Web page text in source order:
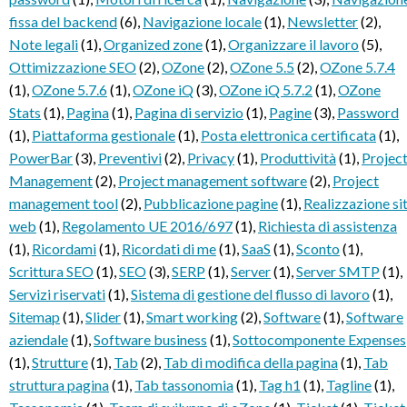
fissa del backend(6), Navigazione locale(1), Newsletter(2),
Note legali(1),Organized zone(1),Organizzare il lavoro(5),
Ottimizzazione SEO(2),OZone(2),OZone 5.5(2),OZone 5.7.4
(1),OZone 5.7.6(1),OZone iQ(3),OZone iQ 5.7.2 (1),OZone
Stats (1), Pagina(1), Pagina di servizio(1), Pagine(3), Password
(1), Piattaforma gestionale(1), Posta elettronica certificata(1),
PowerBar(3), Preventivi(2), Privacy(1), Produttività(1), Project
Management(2), Project management software(2), Project
management tool(2), Pubblicazione pagine(1), Realizzazione
web (1), Regolamento UE 2016/697(1), Richiesta di assistenza
(1), Ricordami(1), Ricordati di me(1),SaaS (1),Sconto(1),
Scrittura SEO(1),SEO(3),SERP(1),Server(1),Server SMTP(1),
Servizi riservati(1),Sistema di gestione del flusso di lavoro(1),
Sitemap(1),Slider(1),Smart working(2),Software(1),Software
aziendale(1),Software business (1),Sottocomponente Expenses
(1),Strutture(1), Tab (2), Tab di modifica della pagina(1), Tab
struttura pagina(1), Tab tassonomia(1), Tag h1 (1), Tagline(1),